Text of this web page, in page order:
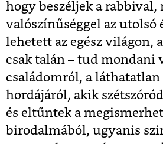
hogy beszéljek a rabbival,
valószínűséggel az utolsó
lehetett az egész világon,
csak talán – tud mondani
családomról, a
hordájáról, akik
és eltűntek a
birodalmából, ugyanis